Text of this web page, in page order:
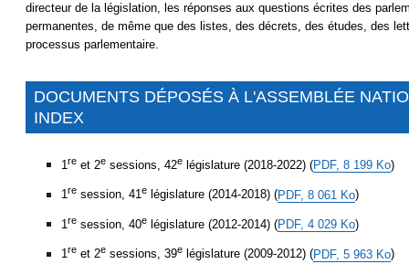
directeur de la législation, les réponses aux questions écrites des
permanentes, de même que des listes, des décrets, des études, des
processus parlementaire.
DOCUMENTS DÉPOSÉS À L'ASSEMBLÉE
INDEX
1re et 2e sessions, 42e législature (2018-2022) (PDF, 8 199 Ko)
1re session, 41e législature (2014-2018) (PDF, 8 061 Ko)
1re session, 40e législature (2012-2014) (PDF, 4 029 Ko)
1re et 2e sessions, 39e législature (2009-2012) (PDF, 5 963 Ko)